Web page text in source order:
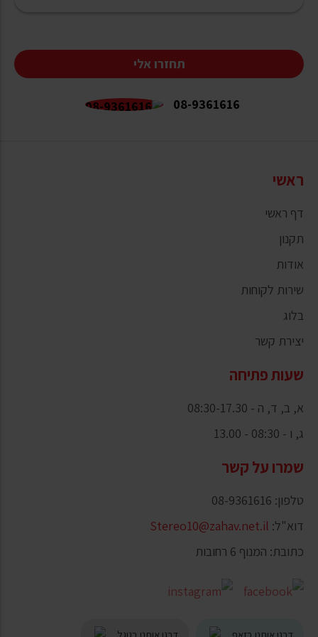
תחזרו אלי
08-9361616
ראשי
דף ראשי
תקנון
אודות
שירות לקוחות
בלוג
יצירת קשר
שעות פתיחה
א, ב, ד, ה - 08:30-17.30
ג, ו - 08:30 - 13.00
שמרו על קשר
טלפון: 08-9361616
דוא"ל: Stereo10@zahav.net.il
כתובת: המנוף 6 רחובות